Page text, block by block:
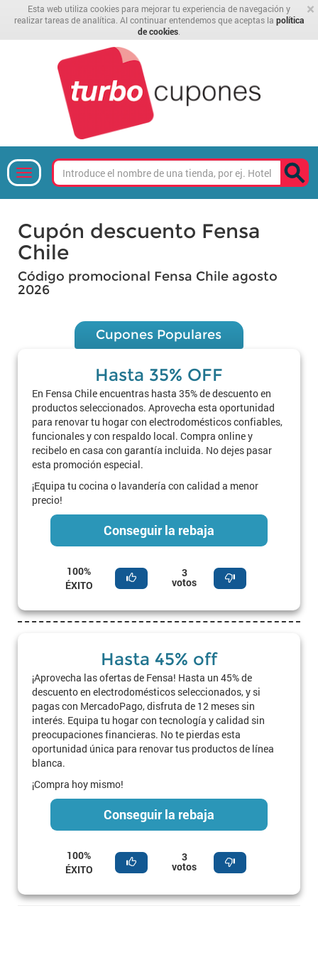
×
Esta web utiliza cookies para mejorar tu experiencia de navegación y
realizar tareas de analítica. Al continuar entendemos que aceptas la política
de cookies
Cupón descuento Fensa
Chile
Código promocional Fensa Chile agosto
2026
Cupones Populares
Hasta 35% OFF
En Fensa Chile encuentras hasta 35% de descuento en
productos seleccionados. Aprovecha esta oportunidad
para renovar tu hogar con electrodomésticos confiables,
funcionales y con respaldo local. Compra online y
recibelo en casa con garantía incluida. No dejes pasar
esta promoción especial.
¡Equipa tu cocina o lavandería con calidad a menor
precio!
Conseguir la rebaja
100%
ÉXITO
3
votos
Hasta 45% off
¡Aprovecha las ofertas de Fensa! Hasta un 45% de
descuento en electrodomésticos seleccionados, y si
pagas con MercadoPago, disfruta de 12 meses sin
interés. Equipa tu hogar con tecnología y calidad sin
preocupaciones financieras. No te pierdas esta
oportunidad única para renovar tus productos de línea
blanca.
¡Compra hoy mismo!
Conseguir la rebaja
100%
ÉXITO
3
votos